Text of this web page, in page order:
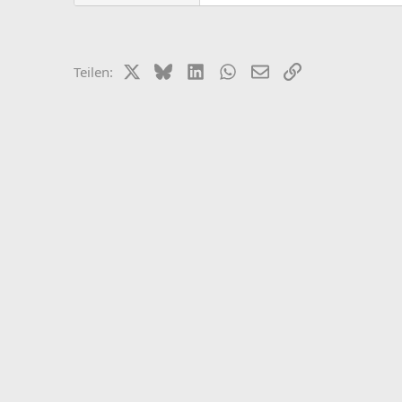
Teilen: X (Twitter)
BlueskyLinkedInWhatsApp
E-MailLink